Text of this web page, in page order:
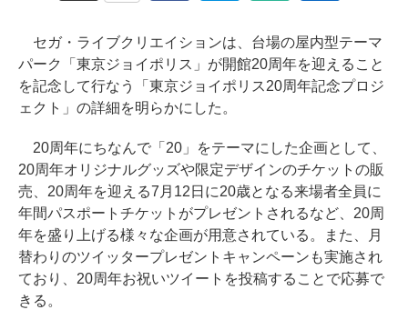
セガ・ライブクリエイションは、台場の屋内型テーマ
パーク「東京ジョイポリス」が開館20周年を迎えること
を記念して行なう「東京ジョイポリス20周年記念プロジ
ェクト」の詳細を明らかにした。
20周年にちなんで「20」をテーマにした企画として、
20周年オリジナルグッズや限定デザインのチケットの販
売、20周年を迎える7月12日に20歳となる来場者全員に
年間パスポートチケットがプレゼントされるなど、20周
年を盛り上げる様々な企画が用意されている。また、月
替わりのツイッタープレゼントキャンペーンも実施され
ており、20周年お祝いツイートを投稿することで応募で
きる。